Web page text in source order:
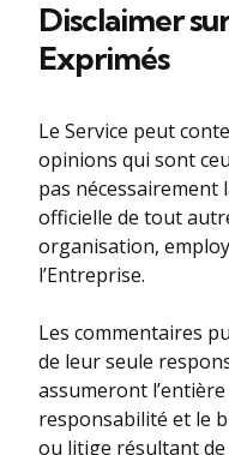
Disclaimer
Exprimés
Le Service peut
opinions qui sont
pas
officielle de tout
organisation,
l’Entreprise.
Les commentaires
de leur seule
assumeront
responsabilité et le
ou litige résultant de